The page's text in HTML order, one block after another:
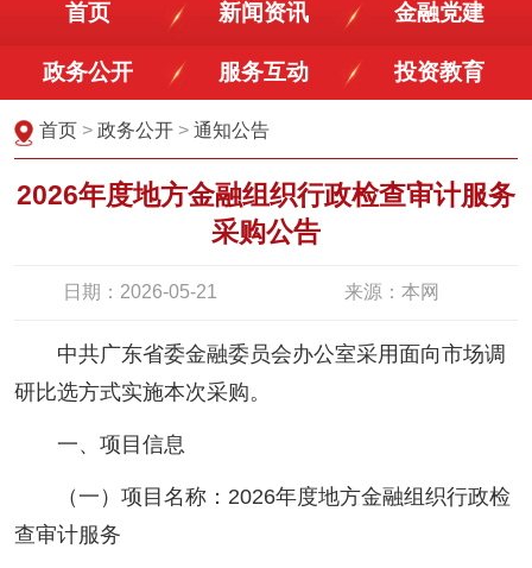
首页 新闻资讯 金融党建
政务公开 服务互动 投资教育
首页 >政务公开 >通知公告
2026年度地方金融组织行政检查审计服务
采购公告
日期：2026-05-21 来源：本网
中共广东省委金融委员会办公室采用面向市场调
研比选方式实施本次采购。
一、项目信息
（一）项目名称：2026年度地方金融组织行政检
查审计服务